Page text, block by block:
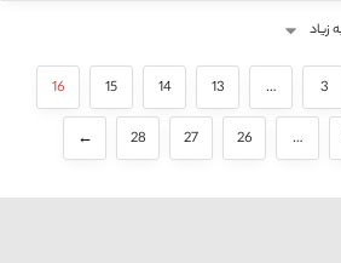
3
…
13
14
15
16
…
26
27
28
←